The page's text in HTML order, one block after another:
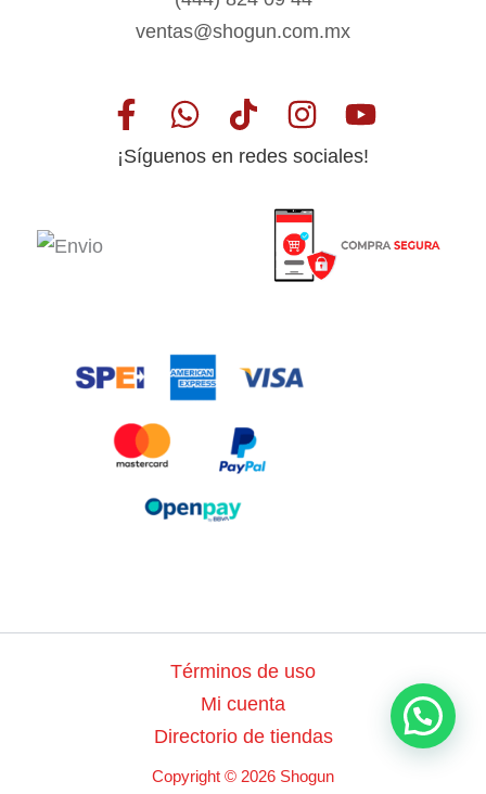
ventas@shogun.com.mx
¡Síguenos en redes sociales!
Términos de uso
Mi cuenta
Directorio de tiendas
Copyright © 2026 Shogun